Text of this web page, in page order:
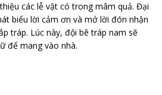
các lễ vật có trong mâm quả. Đại
biểu lời cảm ơn và mở lời đón nhận
tráp. Lúc này, đội bê tráp nam sẽ
để mang vào nhà.